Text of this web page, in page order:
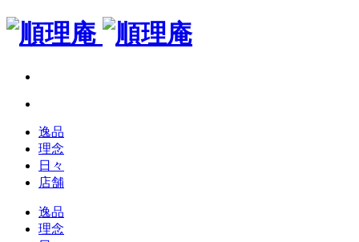
逸品
理念
日々
店舗
逸品
理念